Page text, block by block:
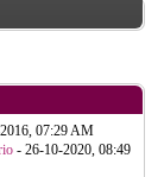
07:29 AM
- 26-10-2020, 08:49